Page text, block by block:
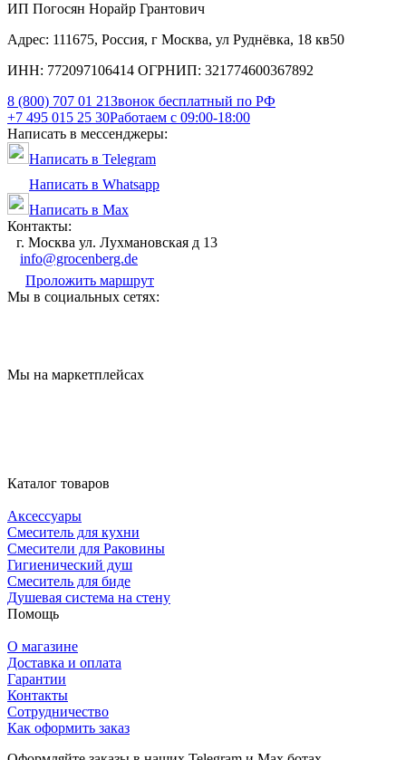
ИП Погосян Норайр Грантович
Адрес: 111675, Россия, г Москва, ул Руднёвка, 18 кв50
ИНН: 772097106414 ОГРНИП: 321774600367892
8 (800) 707 01 21Звонок бесплатный по РФ
+7 495 015 25 30Работаем с 09:00-18:00
Написать в мессенджеры:
Написать в Telegram
Написать в Whatsapp
Написать в Max
Контакты:
г. Москва ул. Лухмановская д 13
info@grocenberg.de
Проложить маршрут
Мы в социальных сетях:
Мы на маркетплейсах
Каталог товаров
Аксессуары
Смеситель для кухни
Смесители для Раковины
Гигиенический душ
Смеситель для биде
Душевая система на стену
Помощь
О магазине
Доставка и оплата
Гарантии
Контакты
Сотрудничество
Как оформить заказ